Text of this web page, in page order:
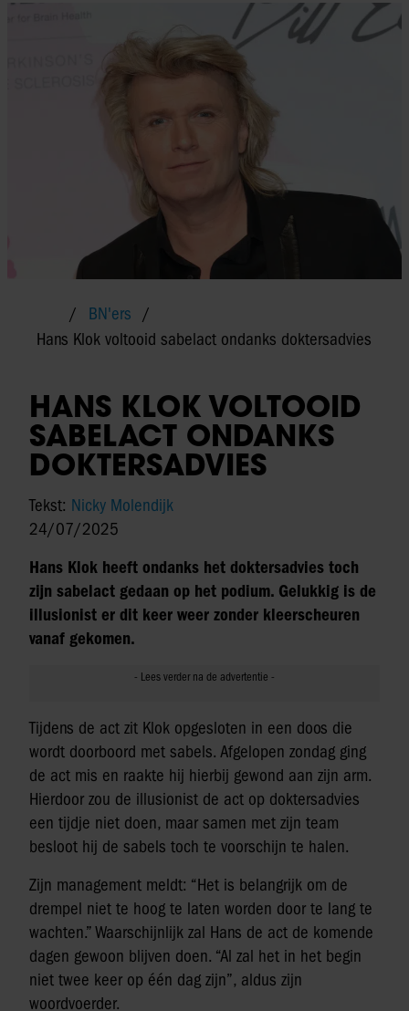
BN'ers
Hans Klok voltooid sabelact ondanks doktersadvies
HANS KLOK VOLTOOID
SABELACT ONDANKS
DOKTERSADVIES
Tekst: Nicky Molendijk
24/07/2025
Hans Klok heeft ondanks het doktersadvies toch
zijn sabelact gedaan op het podium. Gelukkig is de
illusionist er dit keer weer zonder kleerscheuren
vanaf gekomen.
Tijdens de act zit Klok opgesloten in een doos die
wordt doorboord met sabels. Afgelopen zondag ging
de act mis en raakte hij hierbij gewond aan zijn arm.
Hierdoor zou de illusionist de act op doktersadvies
een tijdje niet doen, maar samen met zijn team
besloot hij de sabels toch te voorschijn te halen.
Zijn management meldt: “Het is belangrijk om de
drempel niet te hoog te laten worden door te lang te
wachten.” Waarschijnlijk zal Hans de act de komende
dagen gewoon blijven doen. “Al zal het in het begin
niet twee keer op één dag zijn”, aldus zijn
woordvoerder.